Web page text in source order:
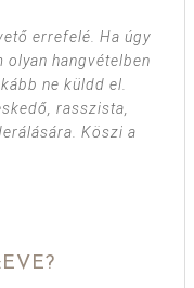
errefelé. Ha úgy
olyan hangvételben
ne küldd el.
rasszista,
Köszi a